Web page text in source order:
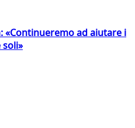
«Continueremo ad aiutare i